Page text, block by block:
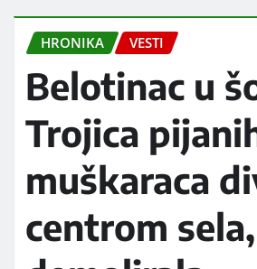
HRONIKA VESTI
Belotinac u
Trojica
muškaraca
centrom sela,